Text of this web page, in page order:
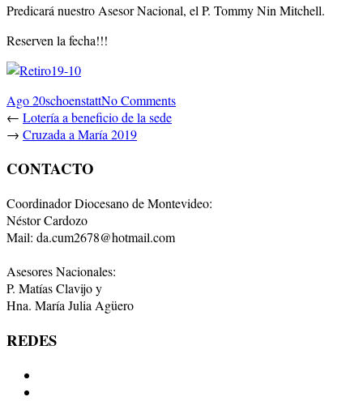
Predicará nuestro Asesor Nacional, el P. Tommy Nin Mitchell.
Reserven la fecha!!!
Ago 20schoenstattNo Comments
← Lotería a beneficio de la sede
→ Cruzada a María 2019
CONTACTO
Coordinador Diocesano de Montevideo:
Néstor Cardozo
Mail: da.cum2678@hotmail.com
Asesores Nacionales:
P. Matías Clavijo y
Hna. María Julia Agüero
REDES